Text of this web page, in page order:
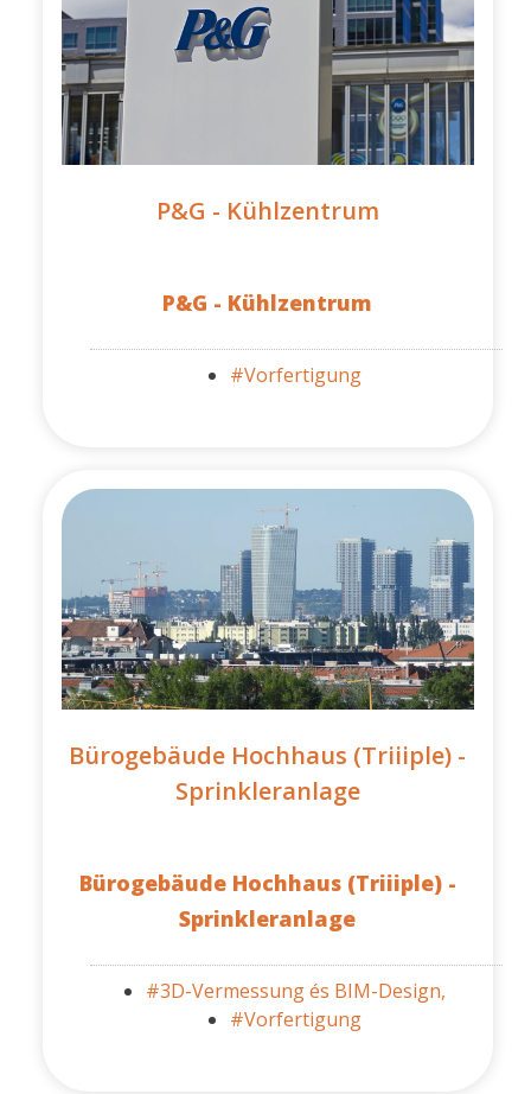
P&G - Kühlzentrum
P&G - Kühlzentrum
#Vorfertigung
Bürogebäude Hochhaus (Triiiple) -
Sprinkleranlage
Bürogebäude Hochhaus (Triiiple) -
Sprinkleranlage
#3D-Vermessung és BIM-Design,
#Vorfertigung